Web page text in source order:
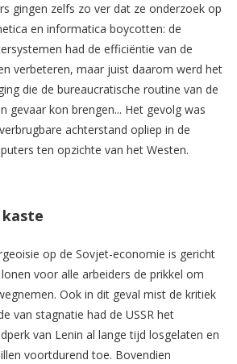
gingen zelfs zo ver dat ze onderzoek op
en informatica boycotten: de
had de efficiëntie van de
verbeteren, maar juist daarom werd het
die de bureaucratische routine van de
gevaar kon brengen... Het gevolg was
achterstand opliep in de
ten opzichte van het Westen.
op de Sovjet-economie is gericht
voor alle arbeiders de prikkel om
Ook in dit geval mist de kritiek
van stagnatie had de USSR het
van Lenin al lange tijd losgelaten en
voortdurend toe. Bovendien